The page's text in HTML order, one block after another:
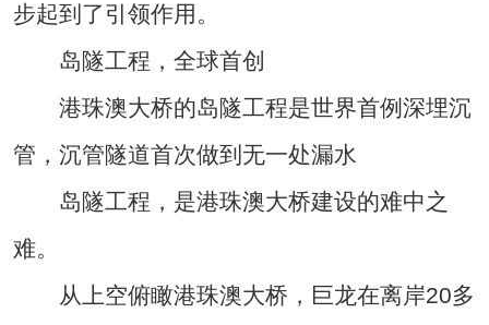
步起到了引领作用。
岛隧工程，全球首创
港珠澳大桥的岛隧工程是世界首例深埋沉
管，沉管隧道首次做到无一处漏水
岛隧工程，是港珠澳大桥建设的难中之
难。
从上空俯瞰港珠澳大桥，巨龙在离岸20多